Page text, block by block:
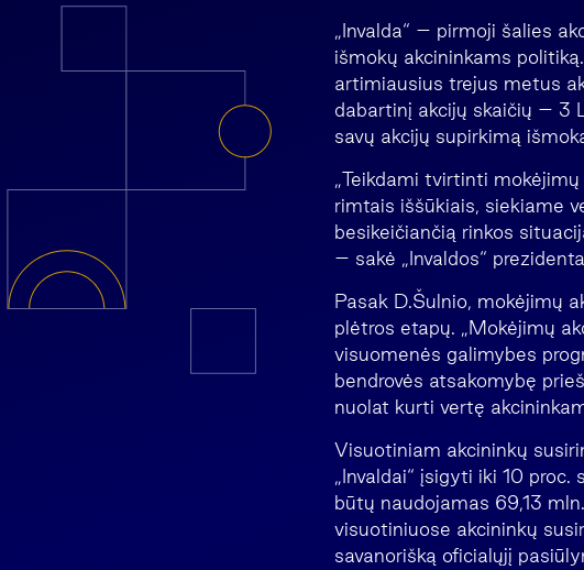
„Invalda“ – pirmoji šalies
išmokų akcininkams
artimiausius trejus metus
dabartinį akcijų skaičių – 3
savų akcijų supirkimą
„Teikdami tvirtinti
rimtais iššūkiais, siekiame
besikeičiančią rinkos
– sakė „Invaldos“
Pasak D.Šulnio, mokėjimų
plėtros etapų. „Mokėjimų
visuomenės galimybes
bendrovės atsakomybę
nuolat kurti vertę
Visuotiniam akcininkų
„Invaldai“ įsigyti iki 10
būtų naudojamas 69,13
visuotiniuose akcininkų
savanorišką oficialųjį